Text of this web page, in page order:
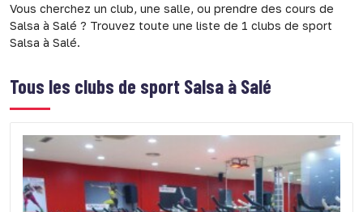
Vous cherchez un club, une salle, ou prendre des cours de
Salsa à Salé ? Trouvez toute une liste de 1 clubs de sport
Salsa à Salé.
Tous les clubs de sport Salsa à Salé